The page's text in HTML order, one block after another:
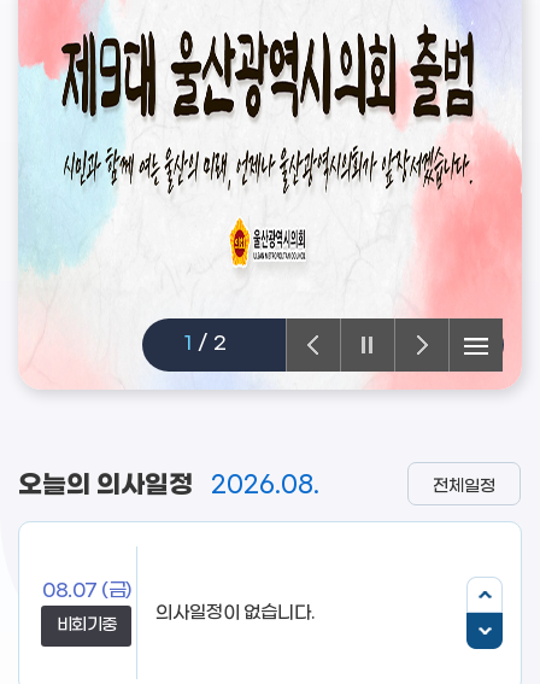
2 /2
오늘의 의사일정 2026.08.
08.07 (금)
비회기중
전체일정